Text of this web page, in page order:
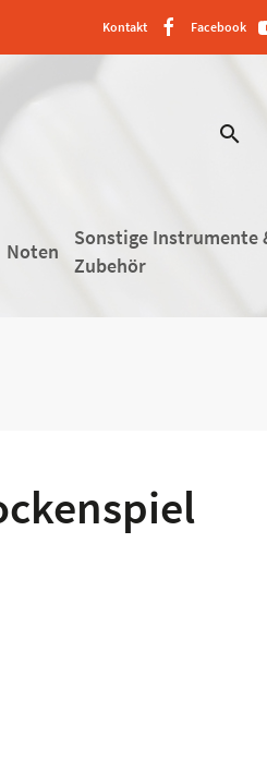
Kontakt Facebook
search
Noten
Sonstige Instrumente
Zubehör